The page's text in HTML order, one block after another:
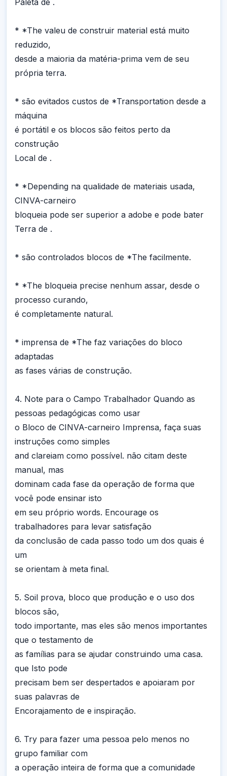
Paleta de .
* *The valeu de construir material está muito
reduzido,
desde a maioria da matéria-prima vem de seu
própria terra.
* são evitados custos de *Transportation desde a
máquina
é portátil e os blocos são feitos perto da
construção
Local de .
* *Depending na qualidade de materiais usada,
CINVA-carneiro
bloqueia pode ser superior a adobe e pode bater
Terra de .
* são controlados blocos de *The facilmente.
* *The bloqueia precise nenhum assar, desde o
processo curando,
é completamente natural.
* imprensa de *The faz variações do bloco
adaptadas
as fases várias de construção.
4. Note para o Campo Trabalhador Quando as
pessoas pedagógicas como usar
o Bloco de CINVA-carneiro Imprensa, faça suas
instruções como simples
and clareiam como possível. não citam deste
manual, mas
dominam cada fase da operação de forma que
você pode ensinar isto
em seu próprio words. Encourage os
trabalhadores para levar satisfação
da conclusão de cada passo todo um dos quais é
um
se orientam à meta final.
5. Soil prova, bloco que produção e o uso dos
blocos são,
todo importante, mas eles são menos importantes
que o testamento de
as famílias para se ajudar construindo uma casa.
que Isto pode
precisam bem ser despertados e apoiaram por
suas palavras de
Encorajamento de e inspiração.
6. Try para fazer uma pessoa pelo menos no
grupo familiar com
a operação inteira de forma que a comunidade